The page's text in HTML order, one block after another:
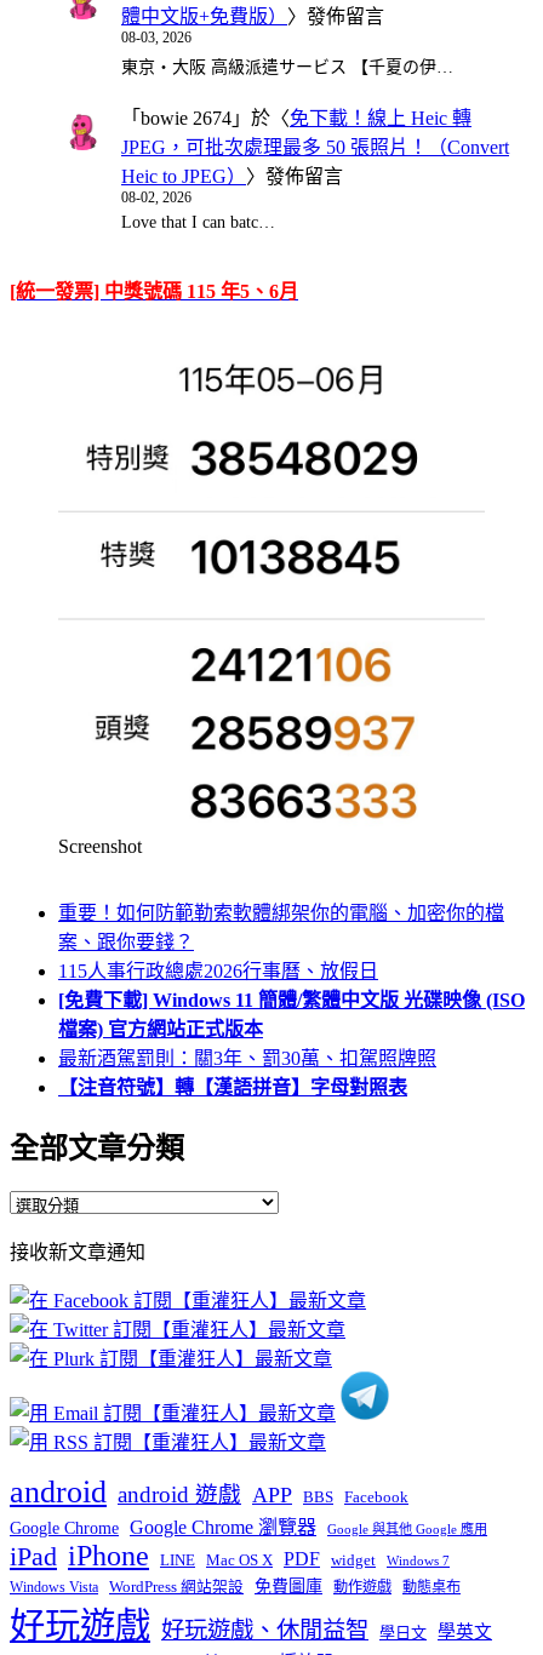
體中文版+免費版） 〉發佈留言
08-03, 2026
東京・大阪 高級派遣サービス 【千夏の伊…
「 bowie 2674 」於〈免下載！線上 Heic 轉
JPEG，可批次處理最多 50 張照片！（Convert
Heic to JPEG） 〉發佈留言
08-02, 2026
Love that I can batc…
[統一發票] 中獎號碼 115 年5、6月
Screenshot
重要！如何防範勒索軟體綁架你的電腦、加密你的檔
案、跟你要錢？
115人事行政總處2026行事曆、放假日
[免費下載] Windows 11 簡體/繁體中文版 光碟映像 (ISO
檔案) 官方網站正式版本
最新酒駕罰則：關3年、罰30萬、扣駕照牌照
【注音符號】轉【漢語拼音】字母對照表
全部文章分類
全
文
章
分
類
接收新文章通知
android android 遊戲 APP BBS Facebook
Google Chrome Google Chrome 瀏覽器 Google 與其他 Google 應用
iPad iPhone LINE Mac OS X PDF widget Windows 7
Windows Vista WordPress 網站架設 免費圖庫 動作遊戲 動態桌布
好玩遊戲 好玩遊戲、休閒益智 學日文 學英文